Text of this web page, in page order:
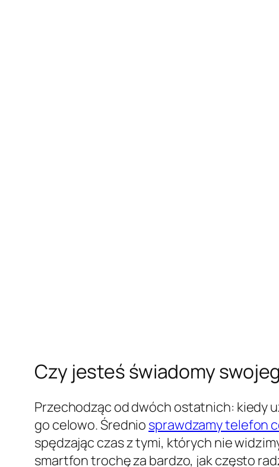
Czy jesteś świadomy
Przechodząc od dwóch ostatnich: kiedy
go celowo. Średnio sprawdzamy telefon
spędzając czas z tymi, których nie
smartfon trochę za bardzo, jak często